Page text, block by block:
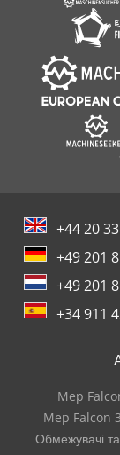
+44 20
+49 201
+49 201
+34 911
Mep
Mep Falcon
Обмежувачі